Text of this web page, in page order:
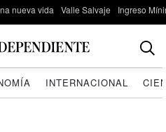
nueva vida Valle Salvaje Ingreso
INTERNACIONAL